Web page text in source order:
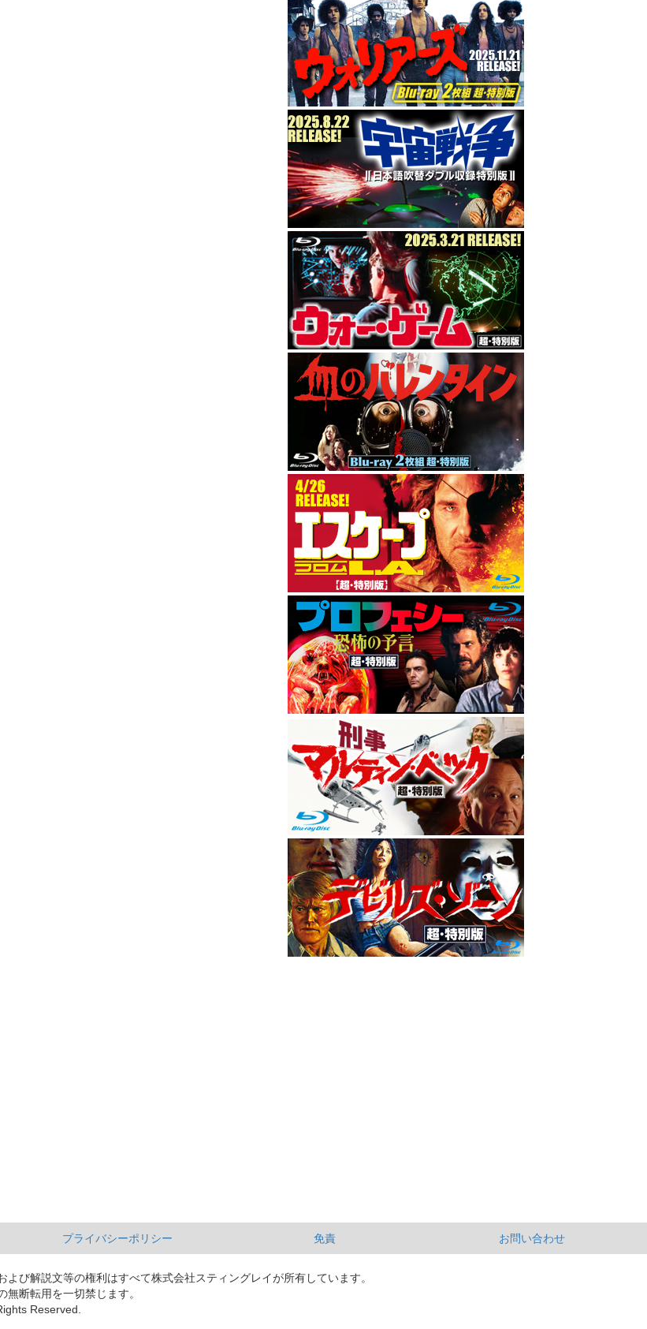
プライバシーポリシー 免責 お問い合わせ
よび解説文等の権利はすべて株式会社スティングレイが所有しています。
断転用を一切禁じます。
Reserved.